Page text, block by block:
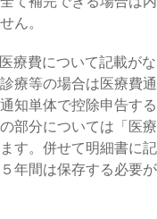
ん。
療費について記載がな
療等の場合は医療費通
知単体で控除申告する
部分については「医療
す。併せて明細書に記
年間は保存する必要が